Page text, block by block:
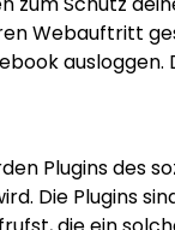
Webauftritt
Plugins des
Die Plugins